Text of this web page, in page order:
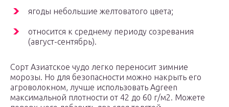
ягоды небольшие желтоватого цвета;
относится к среднему периоду созревания
(август-сентябрь).
Сорт Азиатское чудо легко переносит зимние
морозы. Но для безопасности можно накрыть его
агроволокном, лучше использовать Agreen
максимальной плотности от 42 до 60 г/м2. Можете